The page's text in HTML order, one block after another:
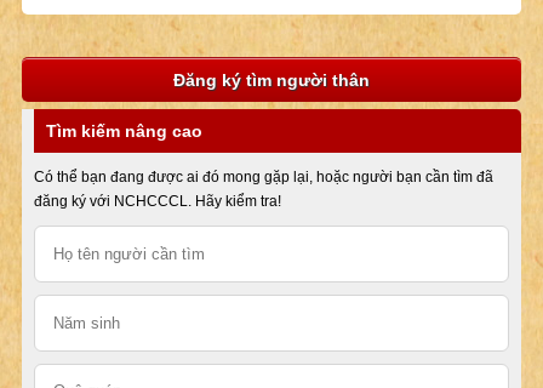
Đăng ký tìm người thân
Tìm kiếm nâng cao
Có thể bạn đang được ai đó mong gặp lại, hoặc người bạn cần tìm đã
đăng ký với NCHCCCL. Hãy kiểm tra!